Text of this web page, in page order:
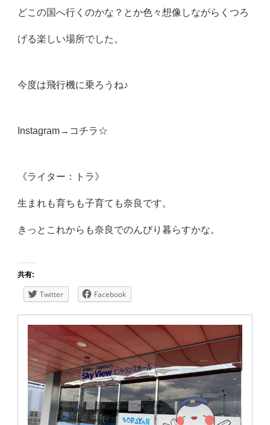
どこの国へ行くのかな？とか色々想像しながらくつろ
げる楽しい場所でした。
今度は飛行機に乗ろうね♪
Instagram→ コチラ☆
《ライター：トラ》
生まれも育ちも子育ても奈良です。
きっとこれからも奈良でのんびり暮らすかな。
共有:
Twitter Facebook